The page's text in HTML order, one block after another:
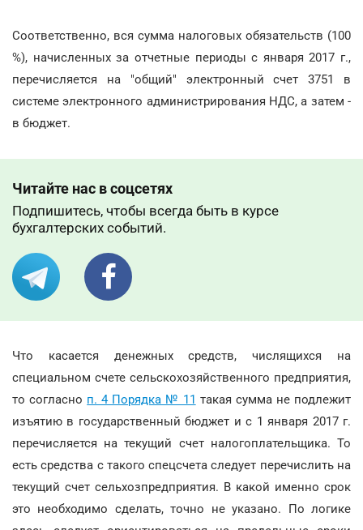
Соответственно, вся сумма налоговых обязательств (100
%), начисленных за отчетные периоды с января 2017 г.,
перечисляется на "общий" электронный счет 3751 в
системе электронного администрирования НДС, а затем -
в бюджет.
Читайте нас в соцсетях
Подпишитесь, чтобы всегда быть в курсе
бухгалтерских событий.
Что касается денежных средств, числящихся на
специальном счете сельскохозяйственного предприятия,
то согласно п. 4 Порядка № 11 такая сумма не подлежит
изъятию в государственный бюджет и с 1 января 2017 г.
перечисляется на текущий счет налогоплательщика. То
есть средства с такого спецсчета следует перечислить на
текущий счет сельхозпредприятия. В какой именно срок
это необходимо сделать, точно не указано. По логике